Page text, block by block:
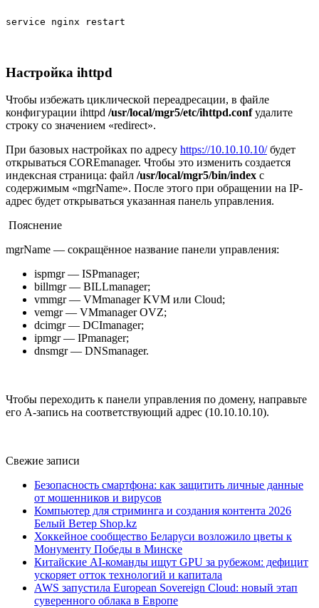
service nginx restart
Настройка ihttpd
Чтобы избежать циклической переадресации, в файле
конфигурации ihttpd /usr/local/mgr5/etc/ihttpd.confудалите
строку со значением «redirect».
При базовых настройках по адресу https://10.10.10.10/будет
открываться COREmanager. Чтобы это изменить создается
индексная страница: файл /usr/local/mgr5/bin/index с
содержимым «mgrName». После этого при обращении на IP-
адрес будет открываться указанная панель управления.
Пояснение
mgrName — сокращённое название панели управления:
ispmgr — ISPmanager;
billmgr — BILLmanager;
vmmgr — VMmanager KVM или Cloud;
vemgr — VMmanager OVZ;
dcimgr — DCImanager;
ipmgr — IPmanager;
dnsmgr — DNSmanager.
Чтобы переходить к панели управления по домену, направьте
его А-запись на соответствующий адрес (10.10.10.10).
Свежие записи
Безопасность смартфона: как защитить личные данные
от мошенников и вирусов
Компьютер для стриминга и создания контента 2026
Белый Ветер Shop.kz
Хоккейное сообщество Беларуси возложило цветы к
Монументу Победы в Минске
Китайские AI-команды ищут GPU за рубежом: дефицит
ускоряет отток технологий и капитала
AWS запустила European Sovereign Cloud: новый этап
суверенного облака в Европе